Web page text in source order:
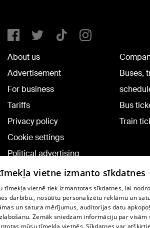
About us
Advertisement
For business
Tariffs
Privacy policy
Cookie settings
Political advertising
Cookie policy
Commenting terms
Buses,
Bus
Train
TV program
Contract rules
vietne izmanto sīkdatnes
tīmekļa vietnē tiek izmantotas sīkdatnes, lai
darbību., nosūtītu personalizētu reklāmu un
un satura mērījumus, auditorijas datu
Zemāk sniedzam informāciju par
mūsu tīmekļa vietnēs. Sīkdatnes var